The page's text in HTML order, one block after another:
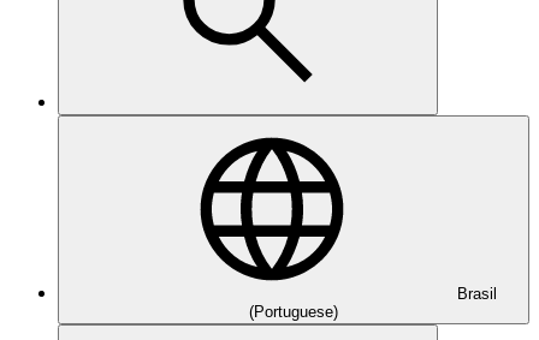
Brasil
(Portuguese)